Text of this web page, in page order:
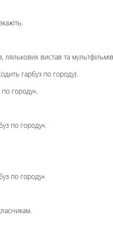
лялькових вистав та
гарбуз по городу).
городу».
по городу».
по городу»